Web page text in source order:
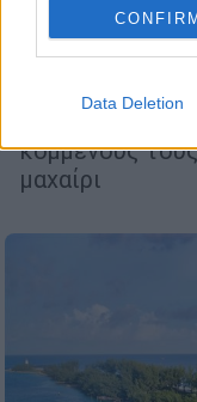
Data Deletion
Άγρια
Μπαχάμες - Ο
Βρέθηκε
κομμένους
μαχαίρι